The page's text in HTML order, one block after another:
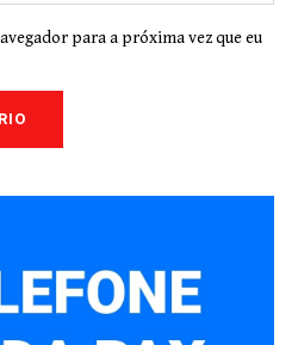
para a próxima vez que eu